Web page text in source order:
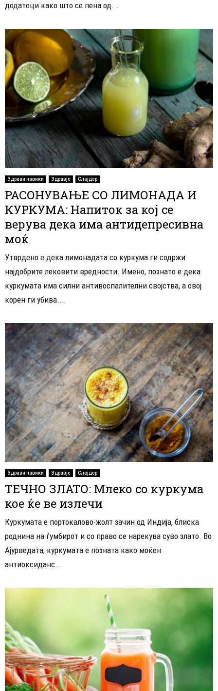
додатоци како што се пена од...
Здрави навики Здравје Слајдер
РАСОНУВАЊЕ СО ЛИМОНАДА И
КУРКУМА: Напиток за кој се
верува дека има антидепресивна
моќ
Утврдено е дека лимонадата со куркума ги содржи
најдобрите лековити вредности. Имено, познато е дека
куркумата има силни антивоспалителни својства, а овој
корен ги убива...
Здрави навики Здравје Слајдер
ТЕЧНО ЗЛАТО: Млеко со куркума
кое ќе ве излечи
Куркумата е портокалово-жолт зачин од Индија, блиска
роднина на ѓумбирот и со право се нарекува суво злато. Во
Ајурведата, куркумата е позната како моќен
антиоксиданс...